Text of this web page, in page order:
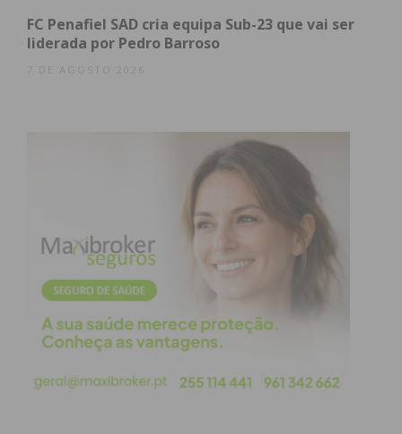
FOTO FPF: Seleção Nacional de SUB18
Subscreva a newsletter do
Imediato
FC Penafiel SAD cria equipa Sub-23 que vai ser
liderada por Pedro Barroso
7 DE AGOSTO 2026